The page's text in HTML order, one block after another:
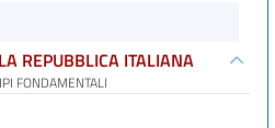
REPUBBLICA ITALIANA
FONDAMENTALI